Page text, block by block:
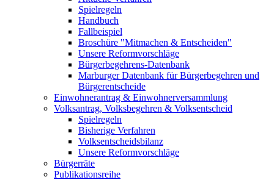
Spielregeln
Handbuch
Fallbeispiel
Broschüre "Mitmachen & Entscheiden"
Unsere Reformvorschläge
Bürgerbegehrens-Datenbank
Marburger Datenbank für Bürgerbegehren und
Bürgerentscheide
Einwohnerantrag & Einwohnerversammlung
Volksantrag, Volksbegehren & Volksentscheid
Spielregeln
Bisherige Verfahren
Volksentscheidsbilanz
Unsere Reformvorschläge
Bürgerräte
Publikationsreihe